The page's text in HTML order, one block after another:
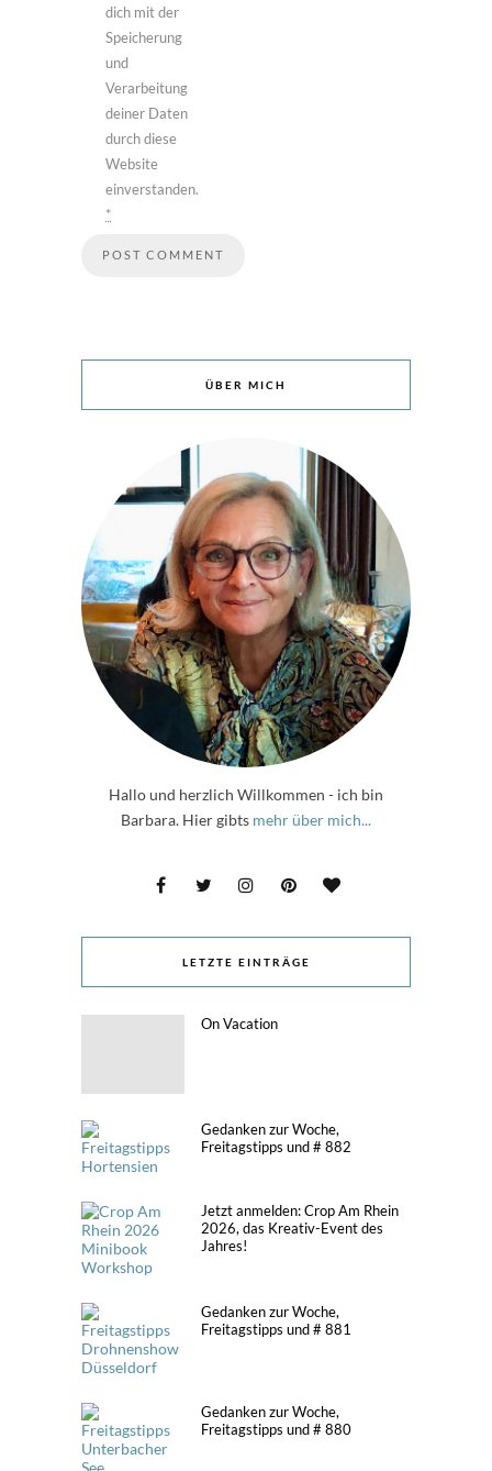
dich mit der
Speicherung
und
Verarbeitung
deiner Daten
durch diese
Website
einverstanden.
*
ÜBER MICH
Hallo und herzlich Willkommen - ich bin
Barbara. Hier gibts mehr über mich...
LETZTE EINTRÄGE
On Vacation
Gedanken zur Woche,
Freitagstipps und # 882
Jetzt anmelden: Crop Am Rhein
2026, das Kreativ-Event des
Jahres!
Gedanken zur Woche,
Freitagstipps und # 881
Gedanken zur Woche,
Freitagstipps und # 880